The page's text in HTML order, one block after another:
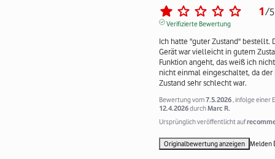
1/5
Verifizierte Bewertung
Ich hatte "guter Zustand" bestellt.
Gerät war vielleicht in gutem
Funktion angeht, das weiß ich
nicht einmal eingeschaltet, da der
Zustand sehr schlecht war.
Bewertung vom7.5.2026 , infolge einer
12.4.2026durchMarc R.
Ursprünglich veröffentlicht auf
Originalbewertung anzeigen Melden